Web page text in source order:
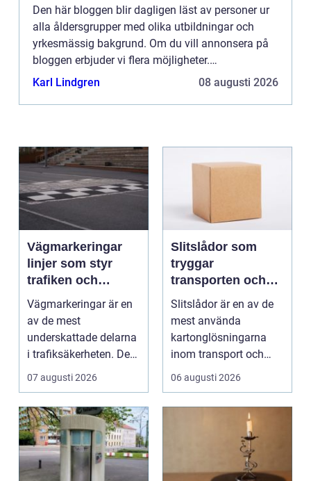
Den här bloggen blir dagligen läst av personer ur
alla åldersgrupper med olika utbildningar och
yrkesmässig bakgrund. Om du vill annonsera på
bloggen erbjuder vi flera möjligheter.
Bannerannonser är endast ett av alternativen.
Karl Lindgren 08 augusti 2026
Vägmarkeringar
linjer som styr
trafiken och
minskar olyckor
Vägmarkeringar är en
av de mest
underskattade delarna
i trafiksäkerheten. De
syns överallt, men
märk...
07 augusti 2026
Slitslådor som
tryggar
transporten och
stärker varumärket
Slitslådor är en av de
mest använda
kartonglösningarna
inom transport och
logis...
06 augusti 2026